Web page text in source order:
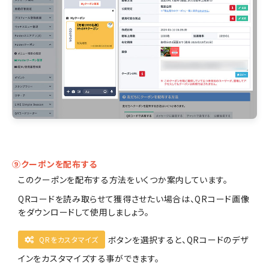
⑨クーポンを配布する
このクーポンを配布する方法をいくつか案内しています。
QRコードを読み取らせて獲得させたい場合は、QRコード画像
をダウンロードして使用しましょう。
QRをカスタマイズ
ボタンを選択すると、QRコードのデザ
インをカスタマイズする事ができます。